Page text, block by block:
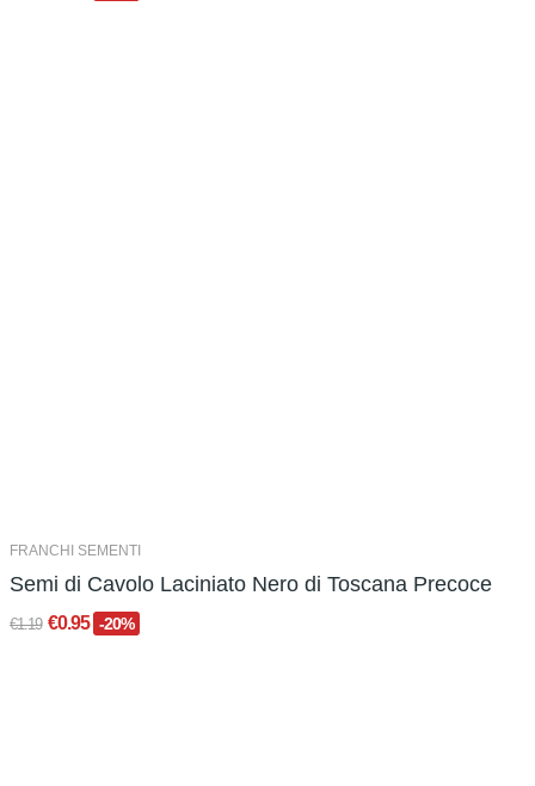
FRANCHI SEMENTI
Semi di Cavolo Laciniato Nero di Toscana Precoce
€1.19 €0.95 -20%